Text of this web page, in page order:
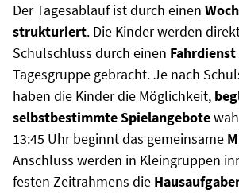
Der Tagesablauf ist durch einen
strukturiert. Die Kinder werden
Schulschluss durch einen Fahrdienst
Tagesgruppe gebracht. Je nach
haben die Kinder die Möglichkeit,
selbstbestimmte Spielangebote
13:45 Uhr beginnt das gemeinsame
Anschluss werden in Kleingruppen
festen Zeitrahmens die